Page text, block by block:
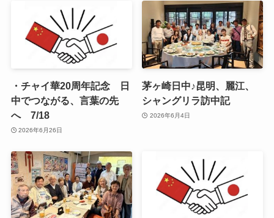
・チャイ華20周年記念 日
中でつながる、言葉の先
へ 7/18
2026年6月26日
茅ヶ崎日中♪昆明、麗江、
シャングリラ訪中記
2026年6月4日